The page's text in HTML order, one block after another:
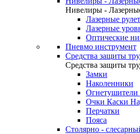
Нивелиры -
Лазерные
Лазерные
Оптические
Пневмо инструмент
Средства защиты
Средства защиты
Замки
Наколенники
Очки Каски
Перчатки
Пояса
Столярно -